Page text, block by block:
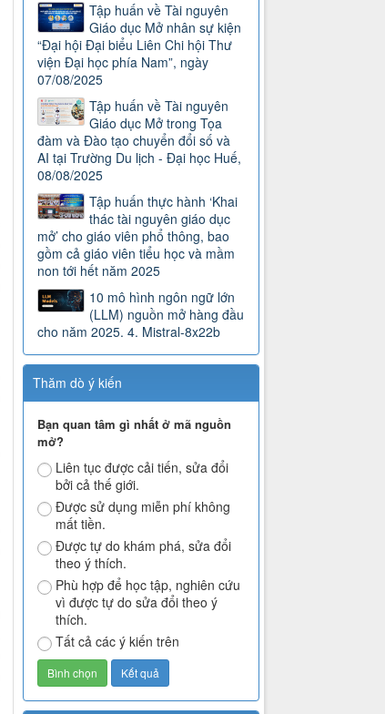
Tập huấn về Tài nguyên
Giáo dục Mở nhân sự kiện
“Đại hội Đại biểu Liên Chi hội Thư
viện Đại học phía Nam”, ngày
07/08/2025
Tập huấn về Tài nguyên
Giáo dục Mở trong Tọa
đàm và Đào tạo chuyển đổi số và
AI tại Trường Du lịch - Đại học Huế,
08/08/2025
Tập huấn thực hành ‘Khai
thác tài nguyên giáo dục
mở’ cho giáo viên phổ thông, bao
gồm cả giáo viên tiểu học và mầm
non tới hết năm 2025
10 mô hình ngôn ngữ lớn
(LLM) nguồn mở hàng đầu
cho năm 2025. 4. Mistral-8x22b
Thăm dò ý kiến
Bạn quan tâm gì nhất ở mã nguồn
mở?
Liên tục được cải tiến, sửa đổi
bởi cả thế giới.
Được sử dụng miễn phí không
mất tiền.
Được tự do khám phá, sửa đổi
theo ý thích.
Phù hợp để học tập, nghiên cứu
vì được tự do sửa đổi theo ý
thích.
Tất cả các ý kiến trên